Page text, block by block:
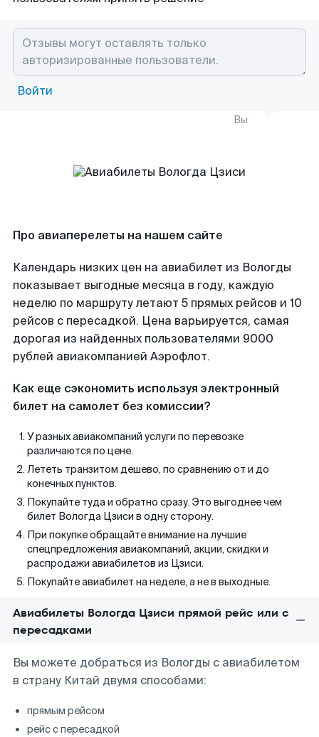
Войти
Вы
Про авиаперелеты на нашем сайте
Календарь низких цен на авиабилет из Вологды
показывает выгодные месяца в году, каждую
неделю по маршруту летают 5 прямых рейсов и 10
рейсов с пересадкой. Цена варьируется, самая
дорогая из найденных пользователями 9000
рублей авиакомпанией Аэрофлот.
Как еще сэкономить используя электронный
билет на самолет без комиссии?
У разных авиакомпаний услуги по перевозке
различаются по цене.
Лететь транзитом дешево, по сравнению от и до
конечных пунктов.
Покупайте туда и обратно сразу. Это выгоднее чем
билет Вологда Цзиси в одну сторону.
При покупке обращайте внимание на лучшие
спецпредложения авиакомпаний, акции, скидки и
распродажи авиабилетов из Цзиси.
Покупайте авиабилет на неделе, а не в выходные.
Авиабилеты Вологда Цзиси прямой рейс или с
пересадками
Вы можете добраться из Вологды с авиабилетом
в страну Китай двумя способами:
прямым рейсом
рейс с пересадкой